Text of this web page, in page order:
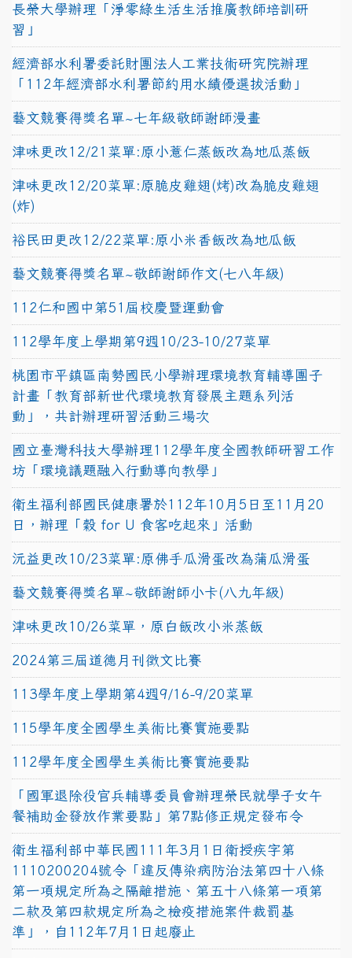
長榮大學辦理「淨零綠生活生活推廣教師培訓研
習」
經濟部水利署委託財團法人工業技術研究院辦理
「112年經濟部水利署節約用水績優選拔活動」
藝文競賽得獎名單~七年級敬師謝師漫畫
津味更改12/21菜單:原小薏仁蒸飯改為地瓜蒸飯
津味更改12/20菜單:原脆皮雞翅(烤)改為脆皮雞翅
(炸)
裕民田更改12/22菜單:原小米香飯改為地瓜飯
藝文競賽得獎名單~敬師謝師作文(七八年級)
112仁和國中第51屆校慶暨運動會
112學年度上學期第9週10/23-10/27菜單
桃園市平鎮區南勢國民小學辦理環境教育輔導團子
計畫「教育部新世代環境教育發展主題系列活
動」，共計辦理研習活動三場次
國立臺灣科技大學辦理112學年度全國教師研習工作
坊「環境議題融入行動導向教學」
衛生福利部國民健康署於112年10月5日至11月20
日，辦理「穀 for U 食客吃起來」活動
沅益更改10/23菜單:原佛手瓜滑蛋改為蒲瓜滑蛋
藝文競賽得獎名單~敬師謝師小卡(八九年級)
津味更改10/26菜單，原白飯改小米蒸飯
2024第三屆道德月刊徵文比賽
113學年度上學期第4週9/16-9/20菜單
115學年度全國學生美術比賽實施要點
112學年度全國學生美術比賽實施要點
「國軍退除役官兵輔導委員會辦理榮民就學子女午
餐補助金發放作業要點」第7點修正規定發布令
衛生福利部中華民國111年3月1日衛授疾字第
1110200204號令「違反傳染病防治法第四十八條
第一項規定所為之隔離措施、第五十八條第一項第
二款及第四款規定所為之檢疫措施案件裁罰基
準」，自112年7月1日起廢止